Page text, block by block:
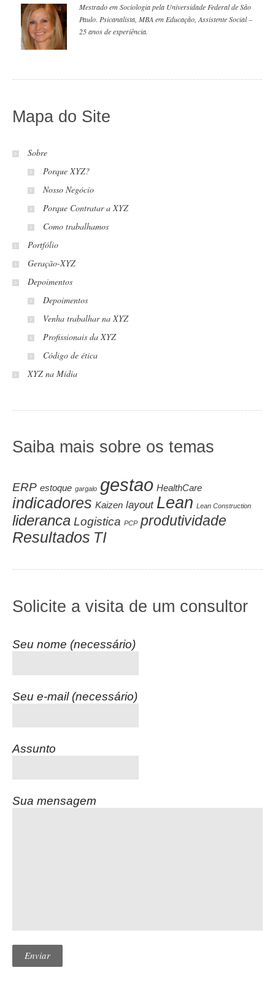
Mestrado em Sociologia pela Universidade Federal de São
Paulo. Psicanalista, MBA em Educação, Assistente Social –
25 anos de experiência.
Mapa do Site
Sobre
Porque XYZ?
Nosso Negócio
Porque Contratar a XYZ
Como trabalhamos
Portfólio
Geração-XYZ
Depoimentos
Depoimentos
Venha trabalhar na XYZ
Profissionais da XYZ
Código de ética
XYZ na Mídia
Saiba mais sobre os temas
ERP estoque gargalo gestao HealthCare
indicadores Kaizen layout Lean Lean Construction
lideranca Logistica PCP produtividade
Resultados TI
Solicite a visita de um consultor
Seu nome (necessário)
Seu e-mail (necessário)
Assunto
Sua mensagem